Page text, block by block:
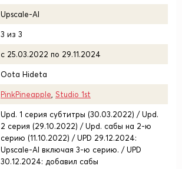
Upscale-AI
3 из 3
с 25.03.2022 по 29.11.2024
Oota Hideta
PinkPineapple Studio 1st
Upd. 1 серия субтитры (30.03.2022) / Upd.
2 серия (29.10.2022) / Upd. сабы на 2-ю
серию (11.10.2022) / UPD 29.12.2024:
Upscale-AI включая 3-ю серию. / UPD
30.12.2024: добавил сабы